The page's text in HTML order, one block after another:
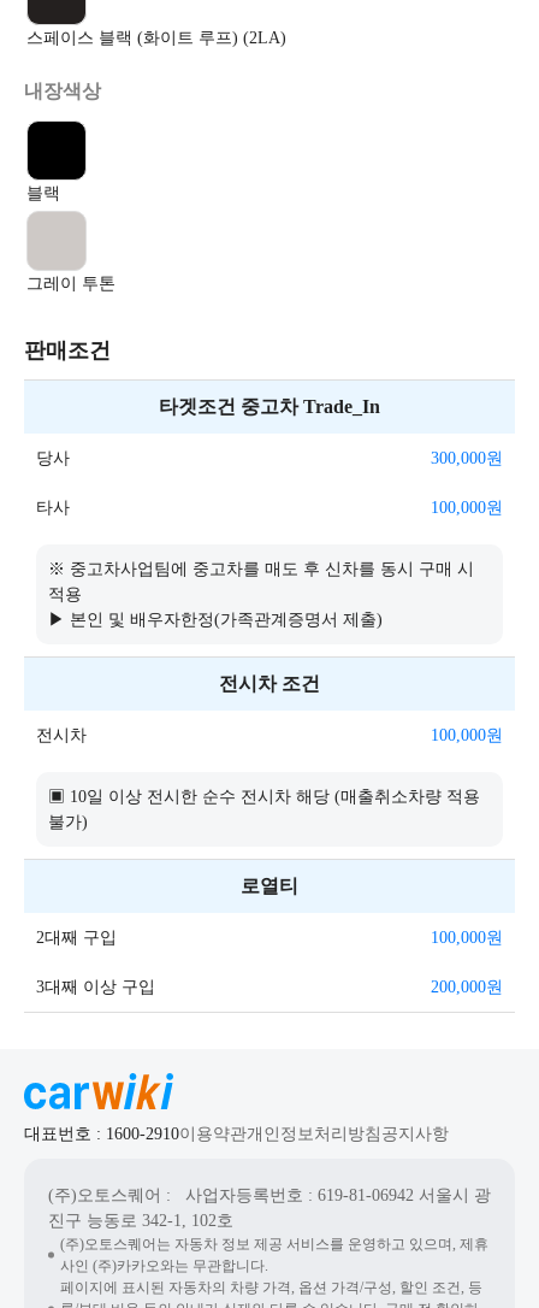
스페이스 블랙 (화이트 루프) (2LA)
내장색상
블랙
그레이 투톤
판매조건
타겟조건 중고차 Trade_In
당사 300,000원
타사 100,000원
※ 중고차사업팀에 중고차를 매도 후 신차를 동시 구매 시
적용
▶ 본인 및 배우자한정(가족관계증명서 제출)
전시차 조건
전시차 100,000원
▣ 10일 이상 전시한 순수 전시차 해당 (매출취소차량 적용
불가)
로열티
2대째 구입 100,000원
3대째 이상 구입 200,000원
대표번호 : 1600-2910이용약관개인정보처리방침 공지사항
(주)오토스퀘어 : 사업자등록번호 : 619-81-06942 서울시 광
진구 능동로 342-1, 102호
(주)오토스퀘어는 자동차 정보 제공 서비스를 운영하고 있으며, 제휴
사인 (주)카카오와는 무관합니다.
페이지에 표시된 자동차의 차량 가격, 옵션 가격/구성, 할인 조건, 등